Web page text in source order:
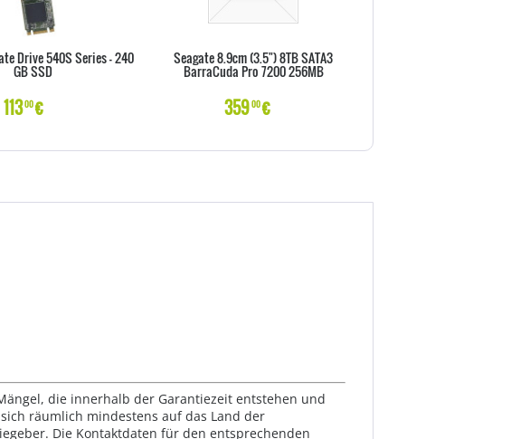
Drive 540S Series - 240
GB SSD
11300€
Seagate 8.9cm (3.5") 8TB SATA3
BarraCuda Pro 7200 256MB
35900€
die innerhalb der Garantiezeit entstehen und
räumlich mindestens auf das Land der
Die Kontaktdaten für den entsprechenden